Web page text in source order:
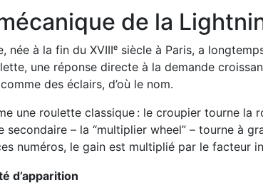
de la
née à la fin du XVIIIᵉ siècle à Paris, a
une réponse directe à la demande
des éclairs, d’où le nom.
une roulette classique : le croupier tourne la
secondaire – la “multiplier wheel” – tourne à
numéros, le gain est multiplié par le facteur
d’apparition